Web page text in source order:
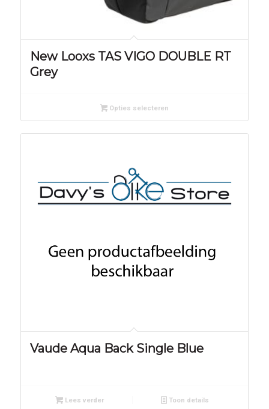
New Looxs TAS VIGO DOUBLE RT
Grey
Opties selecteren
Vaude Aqua Back Single Blue
Lees verder Toon details